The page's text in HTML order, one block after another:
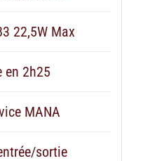
22,5W Max
en 2h25
MANA
sortie